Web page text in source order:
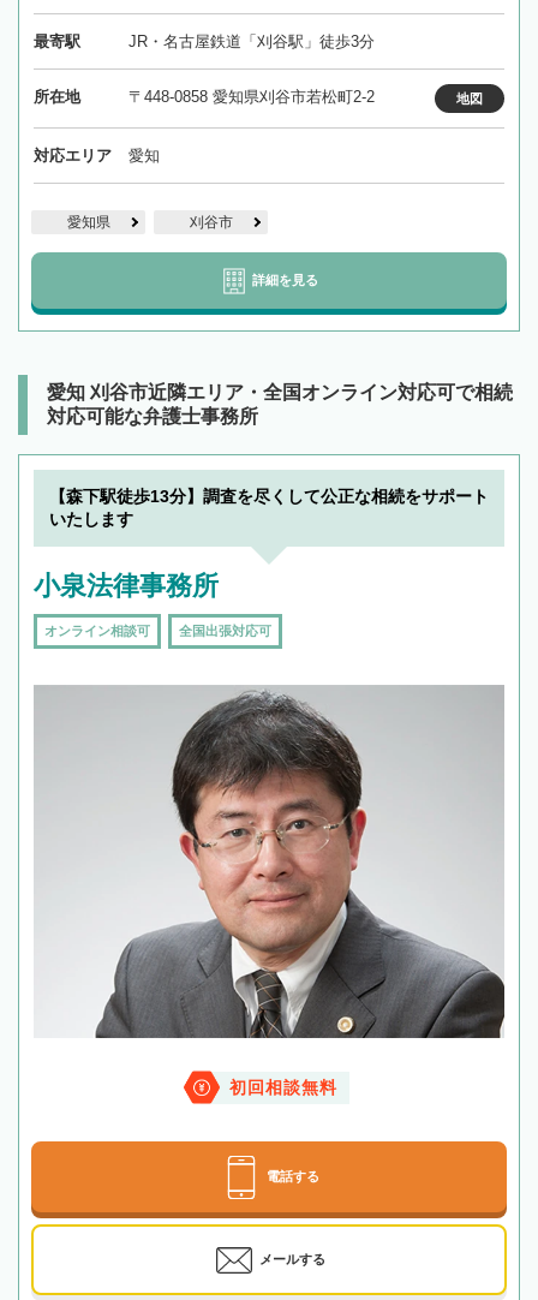
最寄駅 JR・名古屋鉄道「刈谷駅」徒歩3分
所在地 〒448-0858 愛知県刈谷市若松町2-2 地図
対応エリア 愛知
愛知県 刈谷市
詳細を見る
愛知 刈谷市近隣エリア・全国オンライン対応可で相続
対応可能な弁護士事務所
【森下駅徒歩13分】調査を尽くして公正な相続をサポート
いたします
小泉法律事務所
オンライン相談可 全国出張対応可
初回相談無料
電話する
メールする